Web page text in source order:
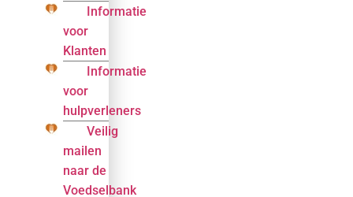
Informatie
voor
Klanten
Informatie
voor
hulpverleners
Veilig
mailen
naar de
Voedselbank